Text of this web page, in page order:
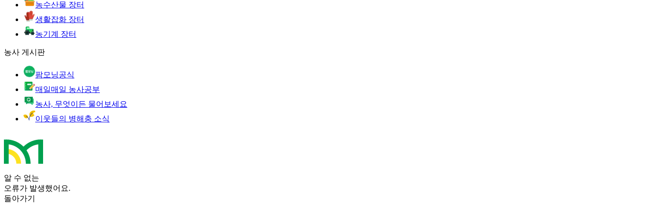
농수산물 장터
생활잡화 장터
농기계 장터
농사 게시판
팜모닝공식
매일매일 농사공부
농사, 무엇이든 물어보세요
이웃들의 병해충 소식
알 수 없는
오류가 발생했어요.
돌아가기